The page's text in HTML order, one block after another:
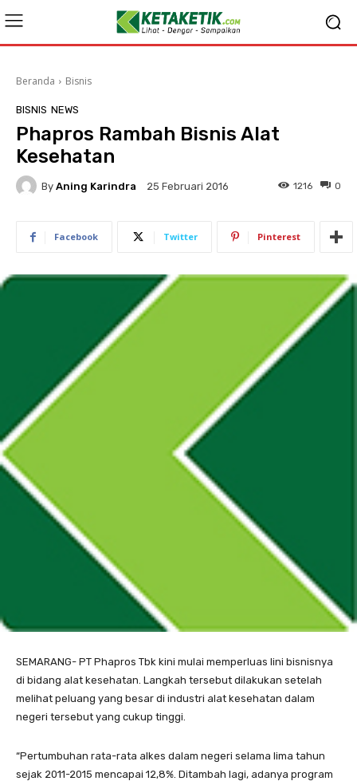
Beranda Bisnis
BISNIS NEWS
Phapros Rambah Bisnis Alat
Kesehatan
By Aning Karindra 25 Februari 2016 0
1216
Facebook Twitter Pinterest
SEMARANG- PT Phapros Tbk kini mulai memperluas lini bisnisnya
di bidang alat kesehatan. Langkah tersebut dilakukan setelah
melihat peluang yang besar di industri alat kesehatan dalam
negeri tersebut yang cukup tinggi.
“Pertumbuhan rata-rata alkes dalam negeri selama lima tahun
sejak 2011-2015 mencapai 12,8%. Ditambah lagi, adanya program